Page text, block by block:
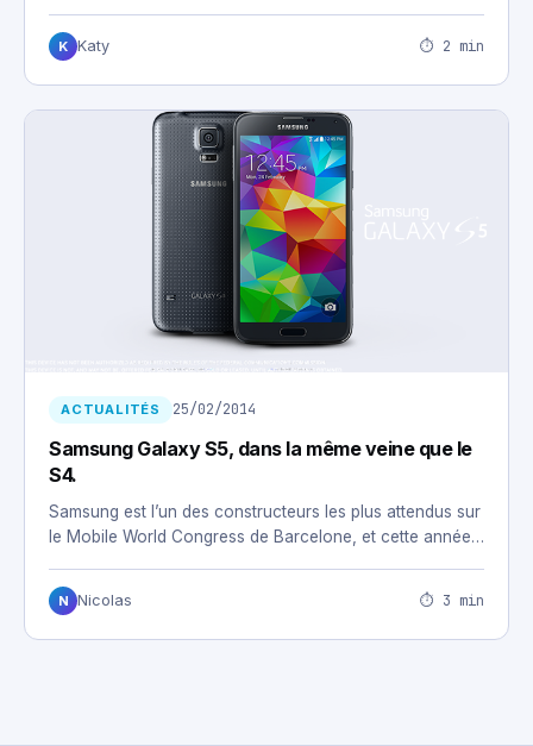
K Katy ⏱ 2 min
ACTUALITÉS 25/02/2014
Samsung Galaxy S5, dans la même veine que le
S4.
Samsung est l’un des constructeurs les plus attendus sur
le Mobile World Congress de Barcelone, et cette année…
N Nicolas ⏱ 3 min